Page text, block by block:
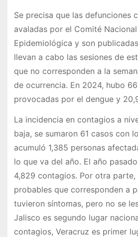
Se precisa que las defunciones
avaladas por el Comité
Epidemiológica y son
llevan a cabo las sesiones de
que no corresponden a la
de ocurrencia. En 2024, hubo
provocadas por el dengue y
La incidencia en contagios a
baja, se sumaron 61 casos con
acumuló 1,385 personas
lo que va del año. El año
4,829 contagios. Por otra parte,
probables que corresponden a
tuvieron síntomas, pero no se
Jalisco es segundo lugar
contagios, Veracruz es primer